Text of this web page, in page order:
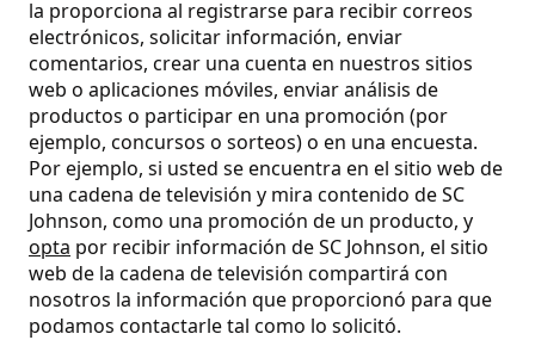
la proporciona al registrarse para recibir correos
electrónicos, solicitar información, enviar
comentarios, crear una cuenta en nuestros sitios
web o aplicaciones móviles, enviar análisis de
productos o participar en una promoción (por
ejemplo, concursos o sorteos) o en una encuesta.
Por ejemplo, si usted se encuentra en el sitio web de
una cadena de televisión y mira contenido de SC
Johnson, como una promoción de un producto, y
opta por recibir información de SC Johnson, el sitio
web de la cadena de televisión compartirá con
nosotros la información que proporcionó para que
podamos contactarle tal como lo solicitó.